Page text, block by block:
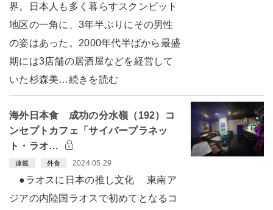
界。日本人も多く暮らすスクンビット
地区の一角に、3年半ぶりにその男性
の姿はあった。2000年代半ばから最盛
期には3店舗の居酒屋などを経営して
いた杉森美…続きを読む
海外日本食 成功の分水嶺（192）コ
ンセプトカフェ「サイバープラネッ
ト・ラオ…
連載 外食 2024.05.29
●ラオスに日本の推し文化 東南ア
ジアの内陸国ラオスで初めてとなるコ